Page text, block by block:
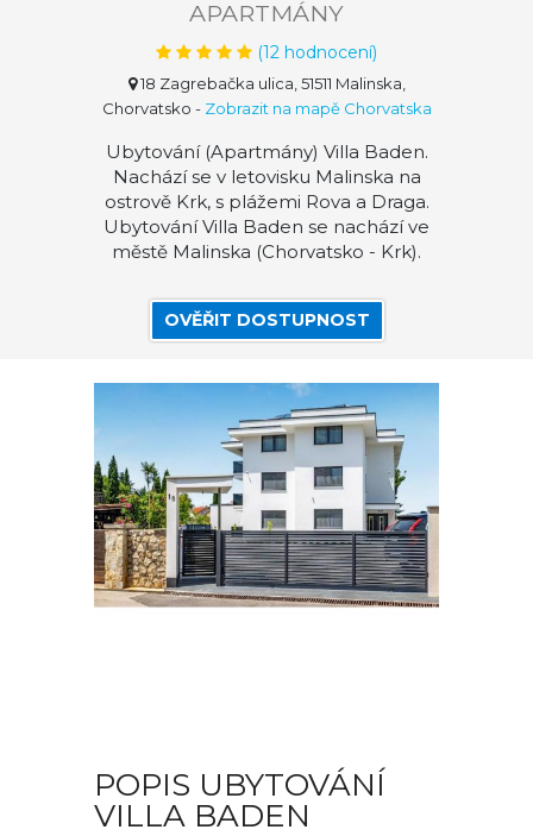
APARTMÁNY
(12 hodnocení)
18 Zagrebačka ulica, 51511 Malinska,
Chorvatsko - Zobrazit na mapě Chorvatska
Ubytování (Apartmány) Villa Baden.
Nachází se v letovisku Malinska na
ostrově Krk, s plážemi Rova a Draga.
Ubytování Villa Baden se nachází ve
městě Malinska (Chorvatsko - Krk).
OVĚŘIT DOSTUPNOST
POPIS UBYTOVÁNÍ
VILLA BADEN